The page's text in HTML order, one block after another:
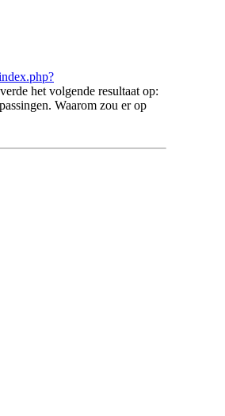
het volgende resultaat op:
Waarom zou er op